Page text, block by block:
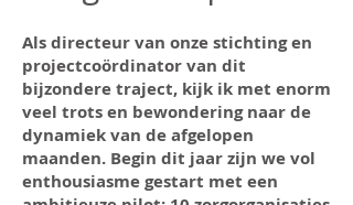
Als directeur van onze stichting en
projectcoördinator van dit
bijzondere traject, kijk ik met enorm
veel trots en bewondering naar de
dynamiek van de afgelopen
maanden. Begin dit jaar zijn we vol
enthousiasme gestart met een